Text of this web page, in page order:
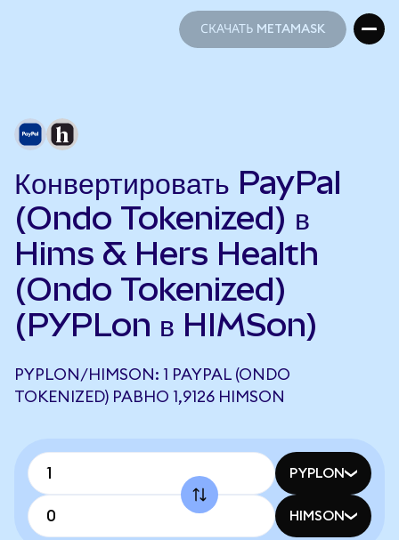
СКАЧАТЬ METAMASK
Конвертировать PayPal
(Ondo Tokenized) в
Hims & Hers Health
(Ondo Tokenized)
(PYPLon в HIMSon)
PYPLON/HIMSON: 1 PAYPAL (ONDO
TOKENIZED) РАВНО 1,9126 HIMSON
PYPLON
HIMSON